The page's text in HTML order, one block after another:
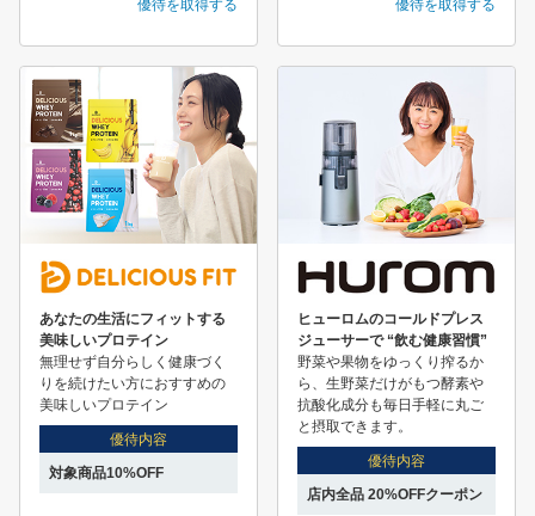
優待を取得する 優待を取得する
あなたの生活にフィットする
美味しいプロテイン
無理せず自分らしく健康づく
りを続けたい方におすすめの
美味しいプロテイン
優待内容
対象商品10%OFF
ヒューロムのコールドプレス
ジューサーで “飲む健康習慣”
野菜や果物をゆっくり搾るか
ら、生野菜だけがもつ酵素や
抗酸化成分も毎日手軽に丸ご
と摂取できます。
優待内容
店内全品 20%OFFクーポン